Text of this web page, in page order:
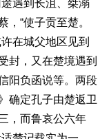
遇到长沮、桀溺
“使子贡至楚。
在城父地区见到
封，又在楚境遇到
阳负函说等。两段
确定孔子由楚返卫
，而鲁哀公六年